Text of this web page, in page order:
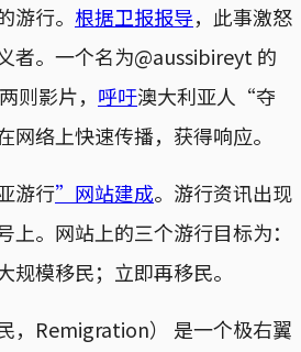
游行。 根据卫报报导，此事激怒
者。一个名为@aussibireyt 的
则影片， 呼吁澳大利亚人“夺
络上快速传播，获得响应。
游行”网站建成。游行资讯出现
上。网站上的三个游行目标为：
规模移民；立即再移民。
，Remigration） 是一个极右翼